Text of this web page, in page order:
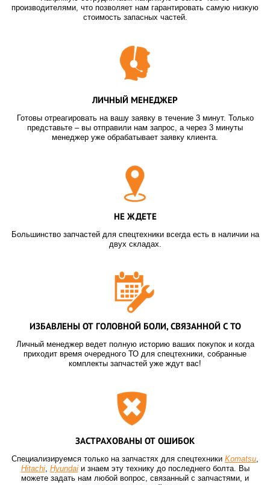
производителями, что позволяет нам гарантировать самую низкую
стоимость запасных частей.
ЛИЧНЫЙ МЕНЕДЖЕР
Готовы отреагировать на вашу заявку в течение 3 минут. Только
представьте – вы отправили нам запрос, а через 3 минуты
менеджер уже обрабатывает заявку клиента.
НЕ ЖДЕТЕ
Большинство запчастей для спецтехники всегда есть в наличии на
двух складах.
ИЗБАВЛЕНЫ ОТ ГОЛОВНОЙ БОЛИ, СВЯЗАННОЙ С ТО
Личный менеджер ведет полную историю ваших покупок и когда
приходит время очередного ТО для спецтехники, собранные
комплекты запчастей уже ждут вас!
ЗАСТРАХОВАНЫ ОТ ОШИБОК
Специализируемся только на запчастях для спецтехники Komatsu,
Hitachi, Hyundaiи знаем эту технику до последнего болта. Вы
можете задать нам любой вопрос, связанный с запчастями, и